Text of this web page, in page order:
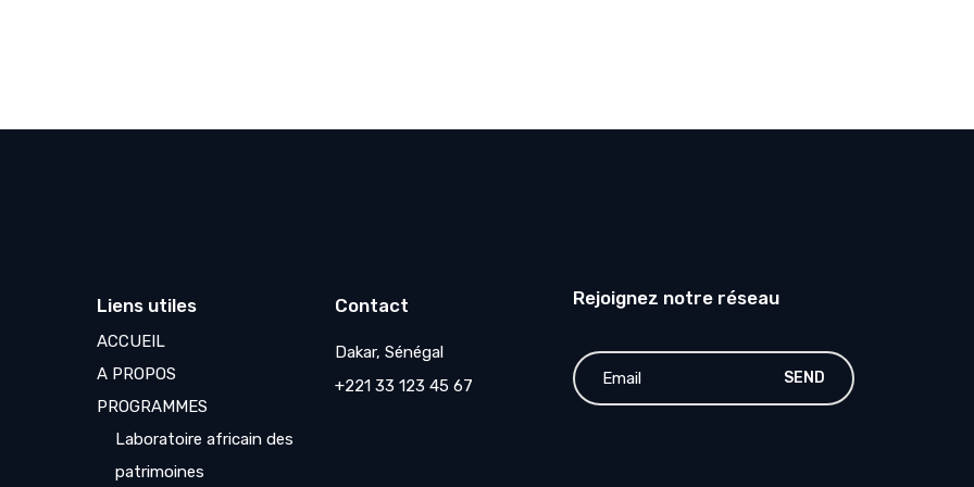
Liens utiles
ACCUEIL
A PROPOS
PROGRAMMES
Laboratoire africain des
patrimoines
Contact
Dakar, Sénégal
+221 33 123 45 67
Rejoignez notre réseau
SEND